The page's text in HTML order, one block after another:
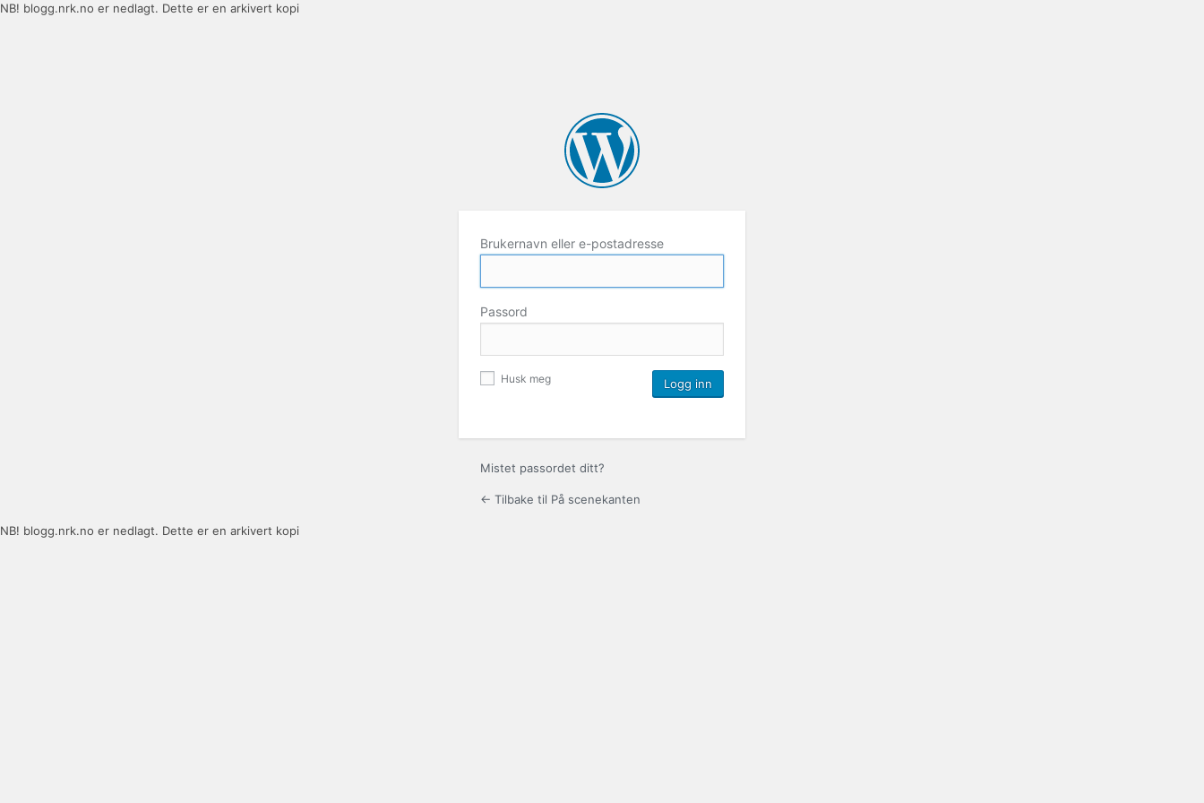
NB! blogg.nrk.no er nedlagt. Dette er en arkivert kopi
Brukernavn eller e-postadresse
Passord
Husk meg
Mistet passordet ditt?
← Tilbake til På scenekanten
NB! blogg.nrk.no er nedlagt. Dette er en arkivert kopi